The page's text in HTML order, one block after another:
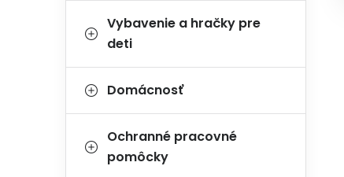
Vybavenie a hračky pre
deti
Domácnosť
Ochranné pracovné
pomôcky